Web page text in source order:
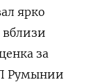
ярко
за
Румынии